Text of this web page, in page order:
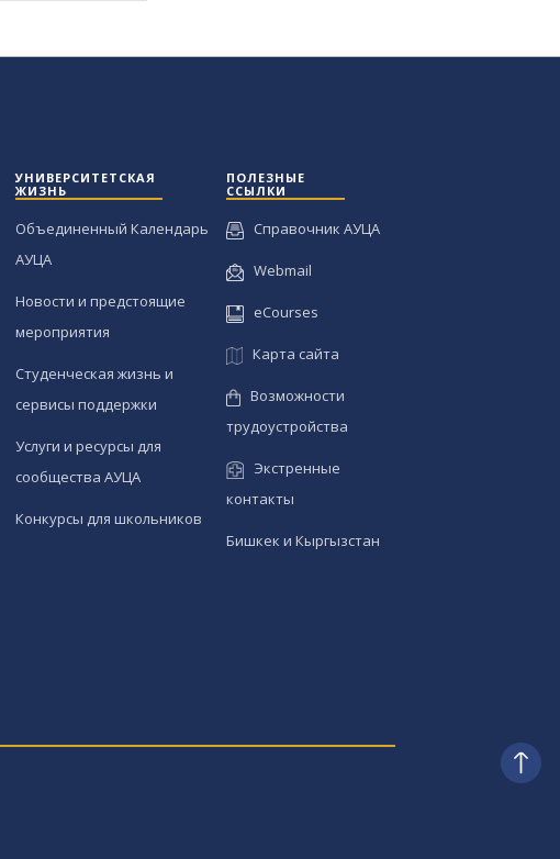
УНИВЕРСИТЕТСКАЯ
ЖИЗНЬ
Объединенный Календарь
АУЦА
Новости и предстоящие
мероприятия
Студенческая жизнь и
сервисы поддержки
Услуги и ресурсы для
сообщества АУЦА
Конкурсы для школьников
ПОЛЕЗНЫЕ
ССЫЛКИ
Справочник АУЦА
Webmail
eCourses
Карта сайта
Возможности
трудоустройства
Экстренные
контакты
Бишкек и Кыргызстан